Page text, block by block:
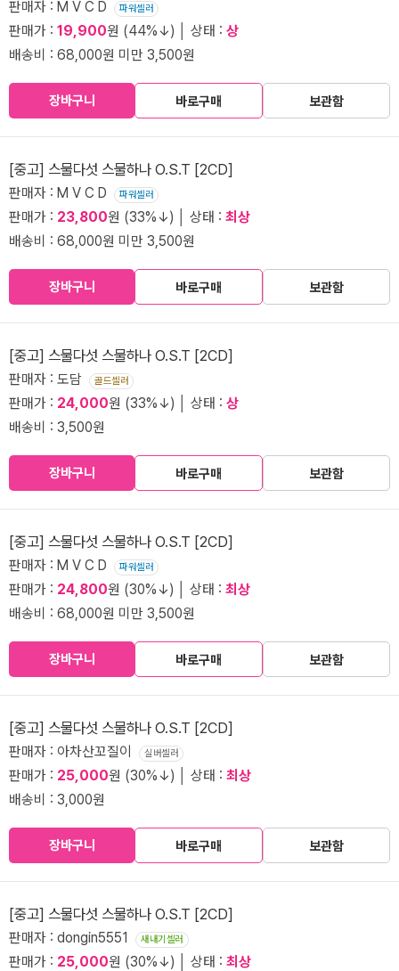
판매자 : M V C D 파워셀러
판매가 : 19,900원 (44%↓) │ 상태 : 상
배송비 : 68,000원 미만 3,500원
장바구니 바로구매 보관함
[중고] 스물다섯 스물하나 O.S.T [2CD]
판매자 : M V C D 파워셀러
판매가 : 23,800원 (33%↓) │ 상태 : 최상
배송비 : 68,000원 미만 3,500원
장바구니 바로구매 보관함
[중고] 스물다섯 스물하나 O.S.T [2CD]
판매자 : 도담 골드셀러
판매가 : 24,000원 (33%↓) │ 상태 : 상
배송비 : 3,500원
장바구니 바로구매 보관함
[중고] 스물다섯 스물하나 O.S.T [2CD]
판매자 : M V C D 파워셀러
판매가 : 24,800원 (30%↓) │ 상태 : 최상
배송비 : 68,000원 미만 3,500원
장바구니 바로구매 보관함
[중고] 스물다섯 스물하나 O.S.T [2CD]
판매자 : 아차산꼬질이 실버셀러
판매가 : 25,000원 (30%↓) │ 상태 : 최상
배송비 : 3,000원
장바구니 바로구매 보관함
[중고] 스물다섯 스물하나 O.S.T [2CD]
판매자 : dongin5551 새내기셀러
판매가 : 25,000원 (30%↓) │ 상태 : 최상